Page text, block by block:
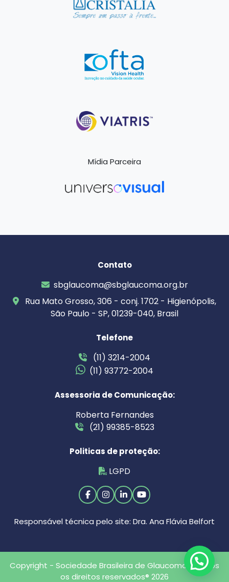
Mídia Parceira
Contato
sbglaucoma@sbglaucoma.org.br
Rua Mato Grosso, 306 - conj. 1702 - Higienópolis,
São Paulo - SP, 01239-040, Brasil
Telefone
(11) 3214-2004
(11) 93772-2004
Assessoria de Comunicação:
Roberta Fernandes
(21) 99385-8523
Politicas de proteção:
LGPD
Responsável técnica pelo site: Dra. Ana Flávia Belfort
Copyright - Sociedade Brasileira de Glaucoma - Todos
os direitos reservados® 2026